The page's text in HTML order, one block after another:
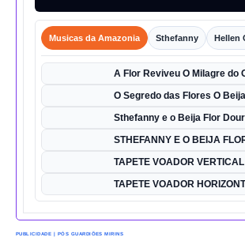
Musicas da Amazonia Sthefanny Hellen
A Flor Reviveu O
O Segredo das
STHEFANNY E O BEIJA
TAPETE VOADOR VERTICAL
TAPETE VOADOR
PUBLICIDADE | PÓS GUARDIÕES MIRINS